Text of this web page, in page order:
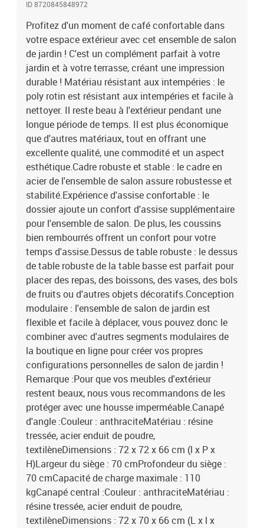
vases, des bols de fruits ou d'autres objets décoratifs.Conception
modulaire : l'ensemble de salon de jardin est flexible et facile à
déplacer, vous pouvez donc le combiner avec d'autres segments
modulaires de la boutique en ligne pour créer vos propres
configurations personnelles de salon de jardin ! Remarque :Pour
que vos meubles d'extérieur restent beaux, nous vous
recommandons de les protéger avec une housse
imperméable.Canapé d'angle :Couleur : anthraciteMatériau :
résine tressée, acier enduit de poudre, textilèneDimensions : 72 x
72 x 66 cm (l x P x H)Largeur du siège : 70 cmProfondeur du siège :
70 cmCapacité de charge maximale : 110 kgCanapé central
:Couleur : anthraciteMatériau : résine tressée, acier enduit de
poudre, textilèneDimensions : 72 x 70 x 66 cm (L x l x H)Largeur du
siège : 70 cmProfondeur du siège : 70 cmCapacité de charge
maximale : 110 kgTable :Couleur : anthraciteMatériau : résine
tressée, acier enduit de poudreDimensions : 70 x 70 x 34 cm (l x P x
H)Capacité de charge maximale : 110 kgCoussin :Couleur du
coussin : beigeMatériau : tissu (100 % polyester)Matériau de
remplissage du coussin de siège : mousseMatériau de remplissage
du coussin de dossier : coton PPDimensions du coussin de siège :
70 x 70 x 5 cm (l x P x é)Dimensions du coussin de dossier : 69 x 41
cm (L x l) / 54 x 41 cm (L x l)L'assemblage est requisLa livraison
contient :3 x canapé d'angle6 x coussin de siège9 x coussin de
dossier3 x canapé central1 x table
ID 8720845848972
Profitez d'un moment de café confortable dans
votre espace extérieur avec cet ensemble de salon
de jardin ! C'est un complément parfait à votre
jardin et à votre terrasse, créant une impression
durable ! Matériau résistant aux intempéries : le
poly rotin est résistant aux intempéries et facile à
nettoyer. Il reste beau à l'extérieur pendant une
longue période de temps. Il est plus économique
que d'autres matériaux, tout en offrant une
excellente qualité, une commodité et un aspect
esthétique.Cadre robuste et stable : le cadre en
acier de l'ensemble de salon assure robustesse et
stabilité.Expérience d'assise confortable : le
dossier ajoute un confort d'assise supplémentaire
pour l'ensemble de salon. De plus, les coussins
bien rembourrés offrent un confort pour votre
temps d'assise.Dessus de table robuste : le dessus
de table robuste de la table basse est parfait pour
placer des repas, des boissons, des vases, des bols
de fruits ou d'autres objets décoratifs.Conception
modulaire : l'ensemble de salon de jardin est
flexible et facile à déplacer, vous pouvez donc le
combiner avec d'autres segments modulaires de
la boutique en ligne pour créer vos propres
configurations personnelles de salon de jardin !
Remarque :Pour que vos meubles d'extérieur
restent beaux, nous vous recommandons de les
protéger avec une housse imperméable.Canapé
d'angle :Couleur : anthraciteMatériau : résine
tressée, acier enduit de poudre,
textilèneDimensions : 72 x 72 x 66 cm (l x P x
H)Largeur du siège : 70 cmProfondeur du siège :
70 cmCapacité de charge maximale : 110
kgCanapé central :Couleur : anthraciteMatériau :
résine tressée, acier enduit de poudre,
textilèneDimensions : 72 x 70 x 66 cm (L x l x